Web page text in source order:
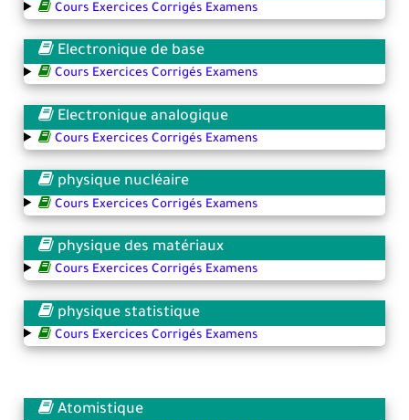
Cours Exercices Corrigés Examens
Electronique de base
Cours Exercices Corrigés Examens
Electronique analogique
Cours Exercices Corrigés Examens
physique nucléaire
Cours Exercices Corrigés Examens
physique des matériaux
Cours Exercices Corrigés Examens
physique statistique
Cours Exercices Corrigés Examens
Atomistique